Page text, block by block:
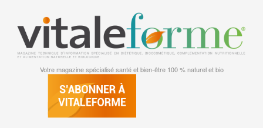
Votre magazine spécialisé santé et bien-être 100 % naturel et bio